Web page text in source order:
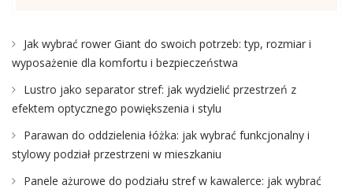
Jak wybrać rower Giant do swoich potrzeb: typ, rozmiar i
wyposażenie dla komfortu i bezpieczeństwa
Lustro jako separator stref: jak wydzielić przestrzeń z
efektem optycznego powiększenia i stylu
Parawan do oddzielenia łóżka: jak wybrać funkcjonalny i
stylowy podział przestrzeni w mieszkaniu
Panele ażurowe do podziału stref w kawalerce: jak wybrać